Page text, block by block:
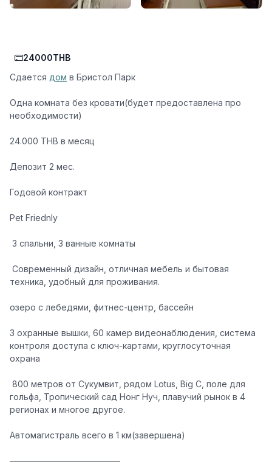
24000THB
Сдается дом в Бристол Парк
Одна комната без кровати(будет предоставлена про
необходимости)
24.000 THB в месяц
Депозит 2 мес.
Годовой контракт
Pet Friednly
️ 3 спальни, 3 ванные комнаты
️ Современный дизайн, отличная мебель и бытовая
техника, удобный для проживания.
озеро с лебедями, фитнес-центр, бассейн
3 охранные вышки, 60 камер видеонаблюдения, система
контроля доступа с ключ-картами, круглосуточная
охрана
️ 800 метров от Сукумвит, рядом Lotus, Big C, поле для
гольфа, Тропический сад Нонг Нуч, плавучий рынок в 4
регионах и многое другое.
Автомагистраль всего в 1 км(завершена)
—————————————